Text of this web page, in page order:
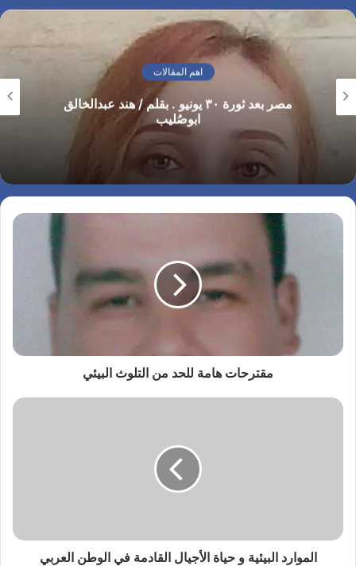
14 مارس 2023 - تقديرا
لفاعليات "شهر المرأة "…
اهم المقالات
مصر بعد ثورة ٣٠ يونيو . بقلم / هند عبدالخالق
ابوصُليب
مقترحات هامة للحد من التلوث البيئي
الموارد البيئية و حياة الأجيال القادمة في الوطن العربي